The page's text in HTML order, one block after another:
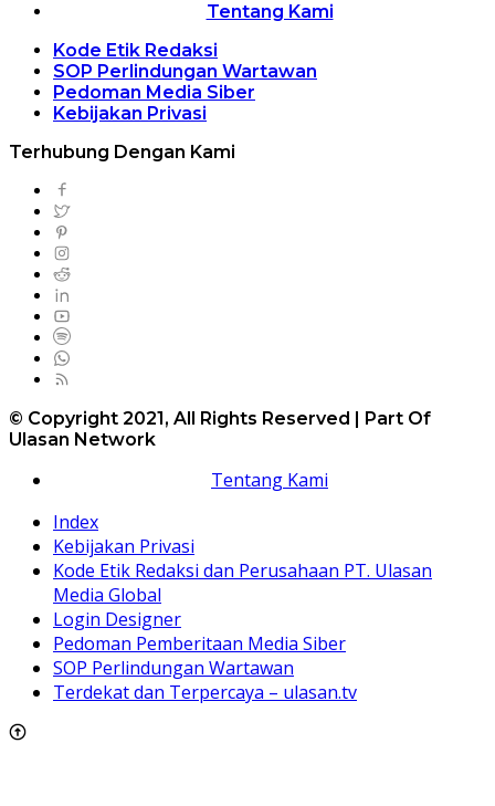
Tentang Kami
Kode Etik Redaksi
SOP Perlindungan Wartawan
Pedoman Media Siber
Kebijakan Privasi
Terhubung Dengan Kami
© Copyright 2021, All Rights Reserved | Part Of
Ulasan Network
Tentang Kami
Index
Kebijakan Privasi
Kode Etik Redaksi dan Perusahaan PT. Ulasan
Media Global
Login Designer
Pedoman Pemberitaan Media Siber
SOP Perlindungan Wartawan
Terdekat dan Terpercaya – ulasan.tv